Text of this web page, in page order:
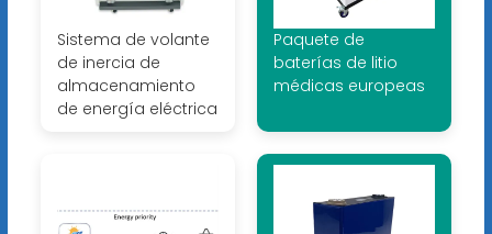
Sistema de volante
de inercia de
almacenamiento
de energía eléctrica
Paquete de
baterías de litio
médicas europeas